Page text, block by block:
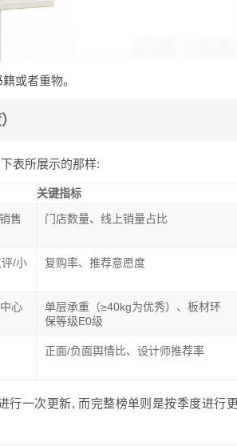
或者重物。
表所展示的那样:
关键指标
售
门店数量、线上销量占比
/小
复购率、推荐意愿度
心
单层承重（≥40kg为优秀）、板材环
保等级E0级
正面/负面舆情比、设计师推荐率
行一次更新, 而完整榜单则是按季度进行